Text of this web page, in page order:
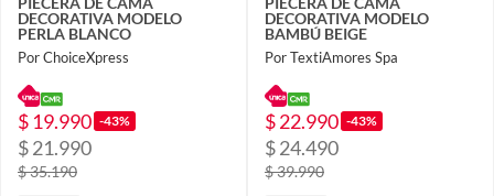
DECORATIVA MODELO
PERLA BLANCO
Por ChoiceXpress
$ 19.990 -43%
$ 21.990
$ 35.190
DECORATIVA MODELO
BAMBÚ BEIGE
Por TextiAmores Spa
$ 22.990 -43%
$ 24.490
$ 39.990